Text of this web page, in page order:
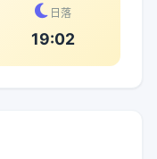
日落
19:02